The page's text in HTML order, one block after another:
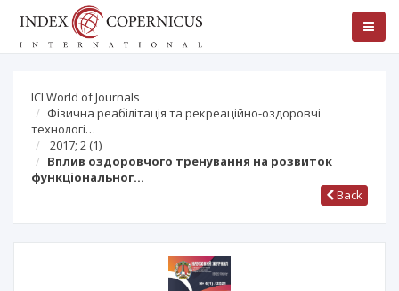
ICI World of Journals
Фізична реабілітація та рекреаційно-оздоровчі
технологі…
2017; 2 (1)
Вплив оздоровчого тренування на розвиток
функціональног…
Back